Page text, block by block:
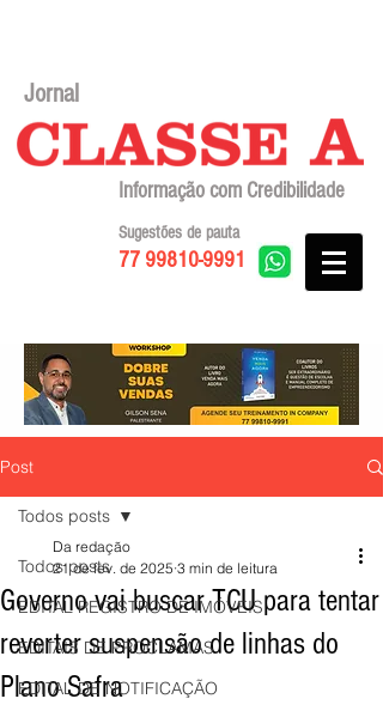
Jornal
Informação com Credibilidade
77 99810-9991
Sugestões de pauta
Post
Todos posts
EDITAL REGISTRO DE IMÓVEIS
EDITAIS DE PROCLAMAS
EDITAL DE NOTIFICAÇÃO
Todos posts
Governo vai buscar TCU para tentar
reverter suspensão de linhas do
Plano Safra
Da redação
21 de fev. de 2025 3 min de leitura